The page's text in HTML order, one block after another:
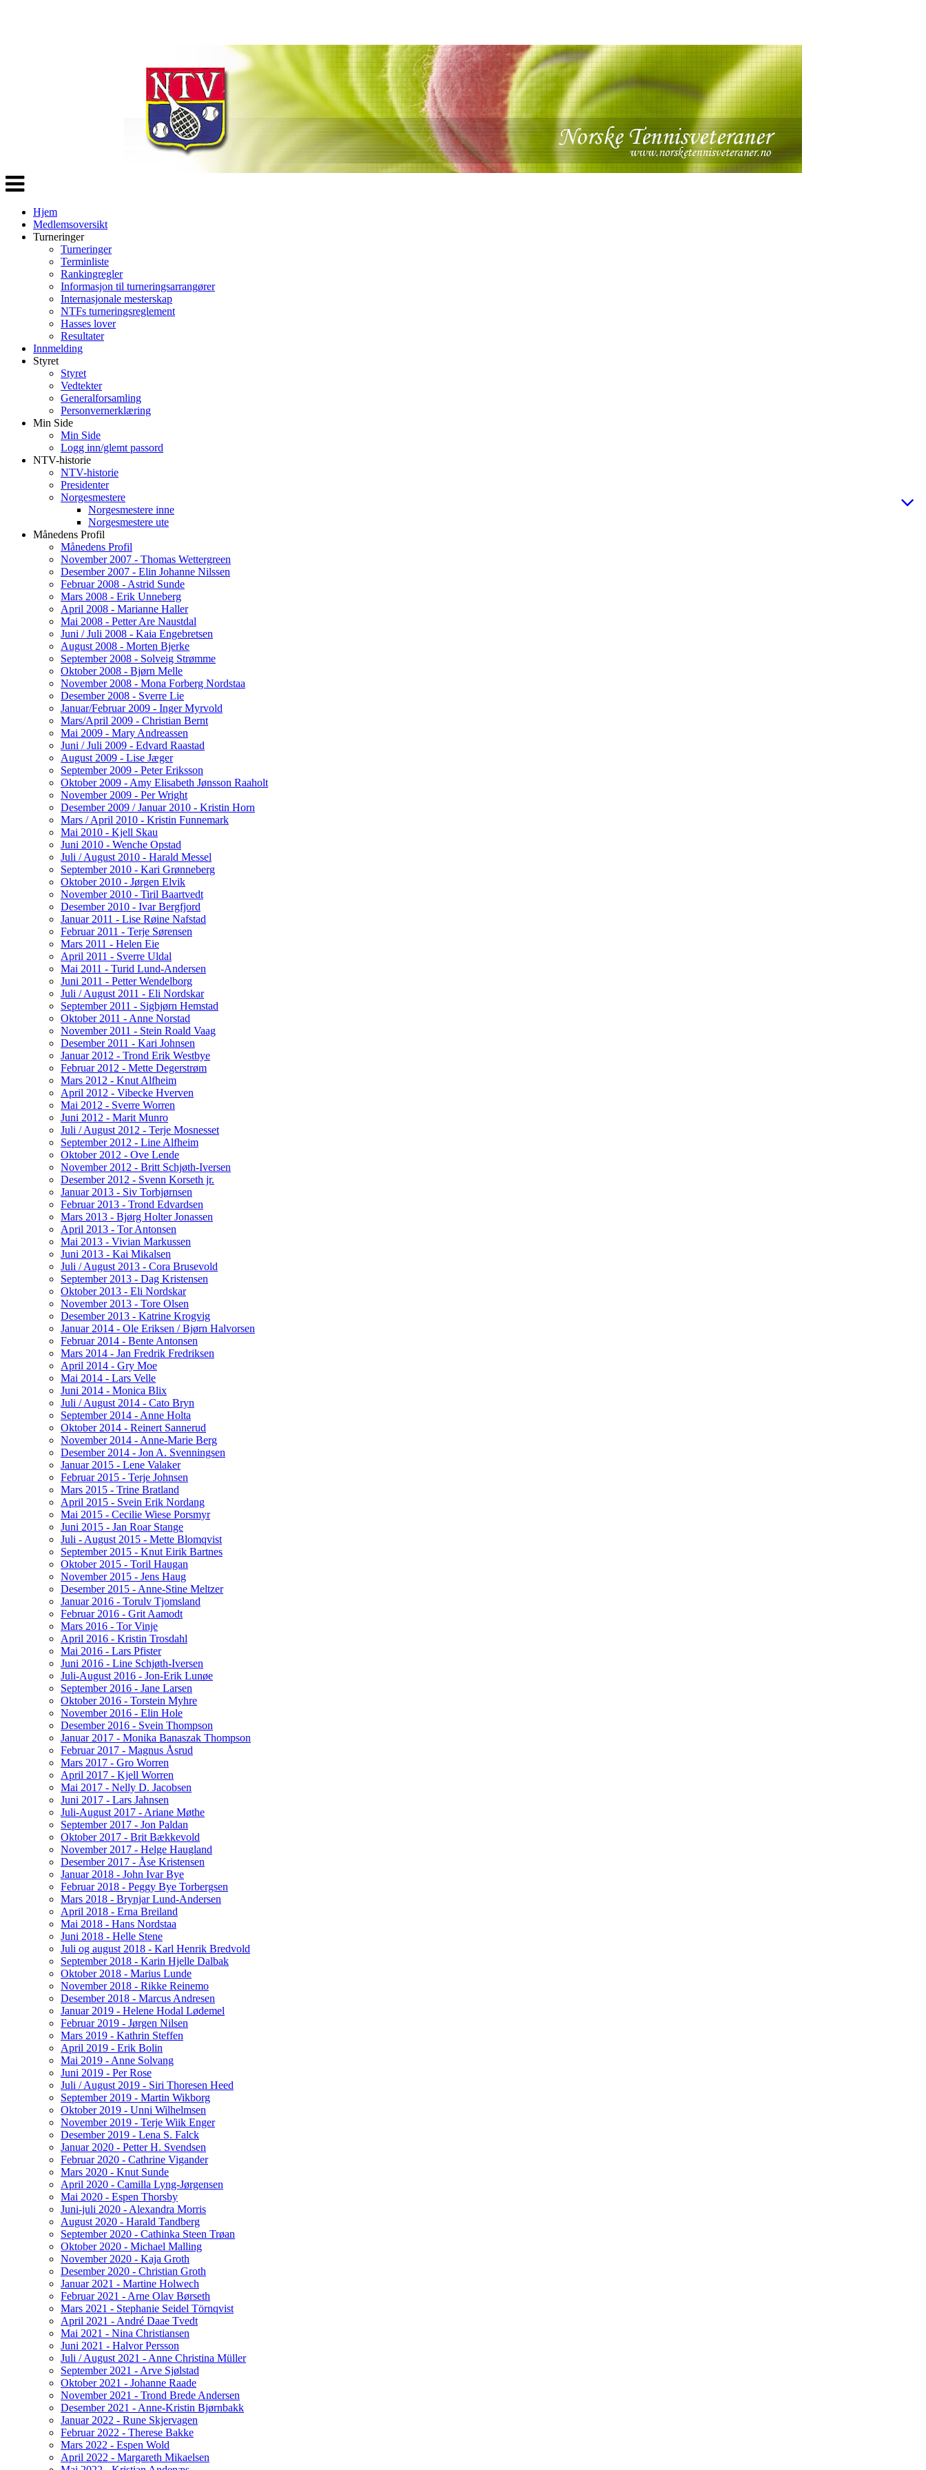
Veksle
navigasjon
Hjem
Medlemsoversikt
Turneringer
Turneringer
Terminliste
Rankingregler
Informasjon til turneringsarrangører
Internasjonale mesterskap
NTFs turneringsreglement
Hasses lover
Resultater
Innmelding
Styret
Styret
Vedtekter
Generalforsamling
Personvernerklæring
Min Side
Min Side
Logg inn/glemt passord
NTV-historie
NTV-historie
Presidenter
Norgesmestere
Norgesmestere inne
Norgesmestere ute
Månedens Profil
Månedens Profil
November 2007 - Thomas Wettergreen
Desember 2007 - Elin Johanne Nilssen
Februar 2008 - Astrid Sunde
Mars 2008 - Erik Unneberg
April 2008 - Marianne Haller
Mai 2008 - Petter Are Naustdal
Juni / Juli 2008 - Kaia Engebretsen
August 2008 - Morten Bjerke
September 2008 - Solveig Strømme
Oktober 2008 - Bjørn Melle
November 2008 - Mona Forberg Nordstaa
Desember 2008 - Sverre Lie
Januar/Februar 2009 - Inger Myrvold
Mars/April 2009 - Christian Bernt
Mai 2009 - Mary Andreassen
Juni / Juli 2009 - Edvard Raastad
August 2009 - Lise Jæger
September 2009 - Peter Eriksson
Oktober 2009 - Amy Elisabeth Jønsson Raaholt
November 2009 - Per Wright
Desember 2009 / Januar 2010 - Kristin Horn
Mars / April 2010 - Kristin Funnemark
Mai 2010 - Kjell Skau
Juni 2010 - Wenche Opstad
Juli / August 2010 - Harald Messel
September 2010 - Kari Grønneberg
Oktober 2010 - Jørgen Elvik
November 2010 - Tiril Baartvedt
Desember 2010 - Ivar Bergfjord
Januar 2011 - Lise Røine Nafstad
Februar 2011 - Terje Sørensen
Mars 2011 - Helen Eie
April 2011 - Sverre Uldal
Mai 2011 - Turid Lund-Andersen
Juni 2011 - Petter Wendelborg
Juli / August 2011 - Eli Nordskar
September 2011 - Sigbjørn Hemstad
Oktober 2011 - Anne Norstad
November 2011 - Stein Roald Vaag
Desember 2011 - Kari Johnsen
Januar 2012 - Trond Erik Westbye
Februar 2012 - Mette Degerstrøm
Mars 2012 - Knut Alfheim
April 2012 - Vibecke Hverven
Mai 2012 - Sverre Worren
Juni 2012 - Marit Munro
Juli / August 2012 - Terje Mosnesset
September 2012 - Line Alfheim
Oktober 2012 - Ove Lende
November 2012 - Britt Schjøth-Iversen
Desember 2012 - Svenn Korseth jr.
Januar 2013 - Siv Torbjørnsen
Februar 2013 - Trond Edvardsen
Mars 2013 - Bjørg Holter Jonassen
April 2013 - Tor Antonsen
Mai 2013 - Vivian Markussen
Juni 2013 - Kai Mikalsen
Juli / August 2013 - Cora Brusevold
September 2013 - Dag Kristensen
Oktober 2013 - Eli Nordskar
November 2013 - Tore Olsen
Desember 2013 - Katrine Krogvig
Januar 2014 - Ole Eriksen / Bjørn Halvorsen
Februar 2014 - Bente Antonsen
Mars 2014 - Jan Fredrik Fredriksen
April 2014 - Gry Moe
Mai 2014 - Lars Velle
Juni 2014 - Monica Blix
Juli / August 2014 - Cato Bryn
September 2014 - Anne Holta
Oktober 2014 - Reinert Sannerud
November 2014 - Anne-Marie Berg
Desember 2014 - Jon A. Svenningsen
Januar 2015 - Lene Valaker
Februar 2015 - Terje Johnsen
Mars 2015 - Trine Bratland
April 2015 - Svein Erik Nordang
Mai 2015 - Cecilie Wiese Porsmyr
Juni 2015 - Jan Roar Stange
Juli - August 2015 - Mette Blomqvist
September 2015 - Knut Eirik Bartnes
Oktober 2015 - Toril Haugan
November 2015 - Jens Haug
Desember 2015 - Anne-Stine Meltzer
Januar 2016 - Torulv Tjomsland
Februar 2016 - Grit Aamodt
Mars 2016 - Tor Vinje
April 2016 - Kristin Trosdahl
Mai 2016 - Lars Pfister
Juni 2016 - Line Schjøth-Iversen
Juli-August 2016 - Jon-Erik Lunøe
September 2016 - Jane Larsen
Oktober 2016 - Torstein Myhre
November 2016 - Elin Hole
Desember 2016 - Svein Thompson
Januar 2017 - Monika Banaszak Thompson
Februar 2017 - Magnus Åsrud
Mars 2017 - Gro Worren
April 2017 - Kjell Worren
Mai 2017 - Nelly D. Jacobsen
Juni 2017 - Lars Jahnsen
Juli-August 2017 - Ariane Møthe
September 2017 - Jon Paldan
Oktober 2017 - Brit Bækkevold
November 2017 - Helge Haugland
Desember 2017 - Åse Kristensen
Januar 2018 - John Ivar Bye
Februar 2018 - Peggy Bye Torbergsen
Mars 2018 - Brynjar Lund-Andersen
April 2018 - Erna Breiland
Mai 2018 - Hans Nordstaa
Juni 2018 - Helle Stene
Juli og august 2018 - Karl Henrik Bredvold
September 2018 - Karin Hjelle Dalbak
Oktober 2018 - Marius Lunde
November 2018 - Rikke Reinemo
Desember 2018 - Marcus Andresen
Januar 2019 - Helene Hodal Lødemel
Februar 2019 - Jørgen Nilsen
Mars 2019 - Kathrin Steffen
April 2019 - Erik Bolin
Mai 2019 - Anne Solvang
Juni 2019 - Per Rose
Juli / August 2019 - Siri Thoresen Heed
September 2019 - Martin Wikborg
Oktober 2019 - Unni Wilhelmsen
November 2019 - Terje Wiik Enger
Desember 2019 - Lena S. Falck
Januar 2020 - Petter H. Svendsen
Februar 2020 - Cathrine Vigander
Mars 2020 - Knut Sunde
April 2020 - Camilla Lyng-Jørgensen
Mai 2020 - Espen Thorsby
Juni-juli 2020 - Alexandra Morris
August 2020 - Harald Tandberg
September 2020 - Cathinka Steen Trøan
Oktober 2020 - Michael Malling
November 2020 - Kaja Groth
Desember 2020 - Christian Groth
Januar 2021 - Martine Holwech
Februar 2021 - Arne Olav Børseth
Mars 2021 - Stephanie Seidel Törnqvist
April 2021 - André Daae Tvedt
Mai 2021 - Nina Christiansen
Juni 2021 - Halvor Persson
Juli / August 2021 - Anne Christina Müller
September 2021 - Arve Sjølstad
Oktober 2021 - Johanne Raade
November 2021 - Trond Brede Andersen
Desember 2021 - Anne-Kristin Bjørnbakk
Januar 2022 - Rune Skjervagen
Februar 2022 - Therese Bakke
Mars 2022 - Espen Wold
April 2022 - Margareth Mikaelsen